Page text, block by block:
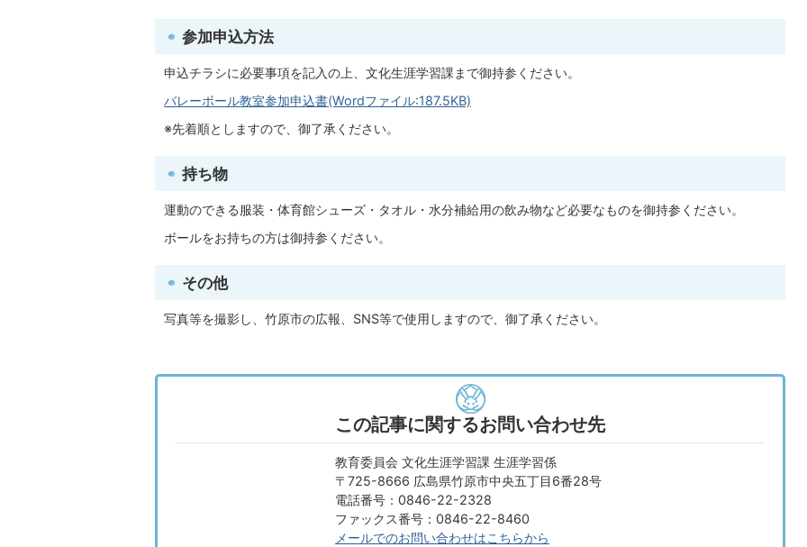
参加申込方法
申込チラシに必要事項を記入の上、文化生涯学習課まで御持参ください。
バレーボール教室参加申込書(Wordファイル:187.5KB)
※先着順としますので、御了承ください。
持ち物
運動のできる服装・体育館シューズ・タオル・水分補給用の飲み物など必要なものを御持参ください。
ボールをお持ちの方は御持参ください。
その他
写真等を撮影し、竹原市の広報、SNS等で使用しますので、御了承ください。
この記事に関するお問い合わせ先
教育委員会 文化生涯学習課 生涯学習係
〒725-8666 広島県竹原市中央五丁目6番28号
電話番号：0846-22-2328
ファックス番号：0846-22-8460
メールでのお問い合わせはこちらから